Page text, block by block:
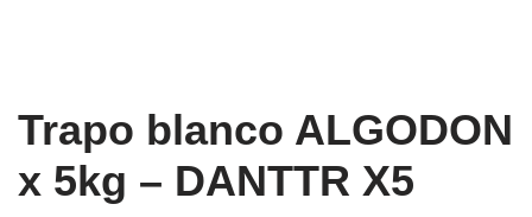
Trapo blanco ALGODON
x 5kg – DANTTR X5